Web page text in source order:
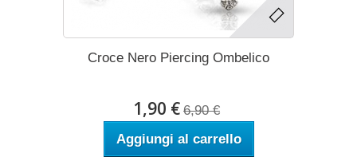
Croce Nero Piercing Ombelico
1,90 € 6,90 €
Aggiungi al carrello